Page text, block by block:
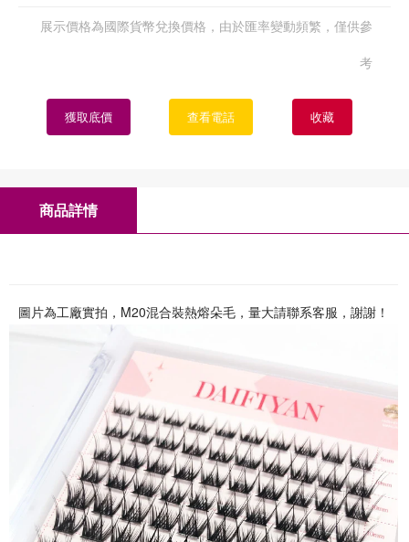
展示價格為國際貨幣兌換價格，由於匯率變動頻繁，僅供參
考
獲取底價 查看電話 收藏
商品詳情
圖片為工廠實拍，M20混合裝熱熔朵毛，量大請聯系客服，謝謝！